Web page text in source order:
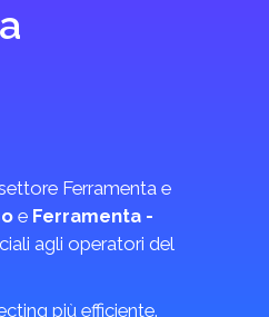
Ferramenta e
e Ferramenta -
agli operatori del
più efficiente.